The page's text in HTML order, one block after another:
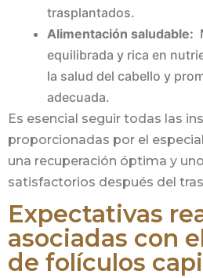
trasplantados.
Alimentación saludable:
equilibrada y rica en
la salud del cabello y
adecuada.
Es esencial seguir todas las
proporcionadas por el
una recuperación óptima y
satisfactorios después del
Expectativas
asociadas con
de folículos